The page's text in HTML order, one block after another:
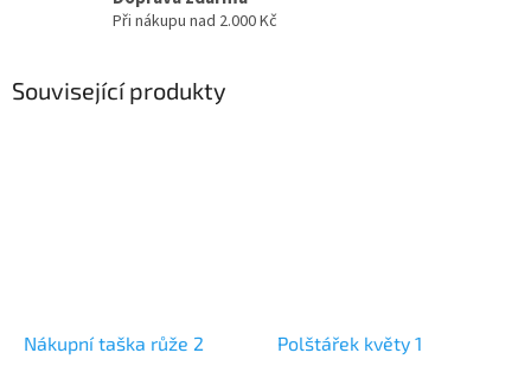
Při nákupu nad 2.000 Kč
Související produkty
Nákupní taška růže 2 Polštářek květy 1